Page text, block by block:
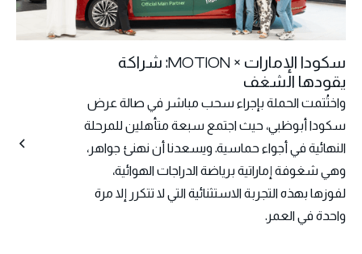
سكودا الإمارات × MOTION: شراكة
يقودها الشغف
واختُتمت الحملة بإجراء سحب مباشر في صالة عرض
سكودا أبوظبي، حيث اجتمع سبعة متأهلين للمرحلة
النهائية في أجواء حماسية. ويسعدنا أن نهنئ جواهر،
وهي شغوفة إماراتية برياضة الدراجات الهوائية،
لفوزها بهذه التجربة الاستثنائية التي لا تتكرر إلا مرة
واحدة في العمر.